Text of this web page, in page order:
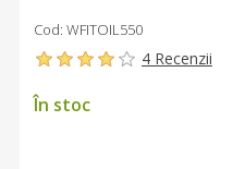
Cod: WFITOIL550
4 Recenzii
În stoc